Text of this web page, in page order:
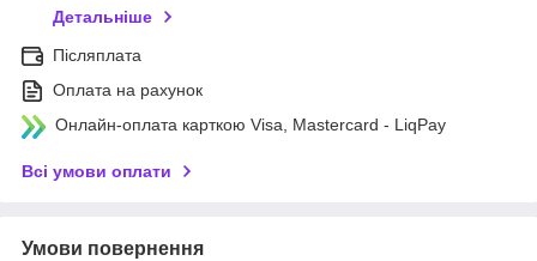
Детальніше
Післяплата
Оплата на рахунок
Онлайн-оплата карткою Visa, Mastercard - LiqPay
Всі умови оплати
Умови повернення